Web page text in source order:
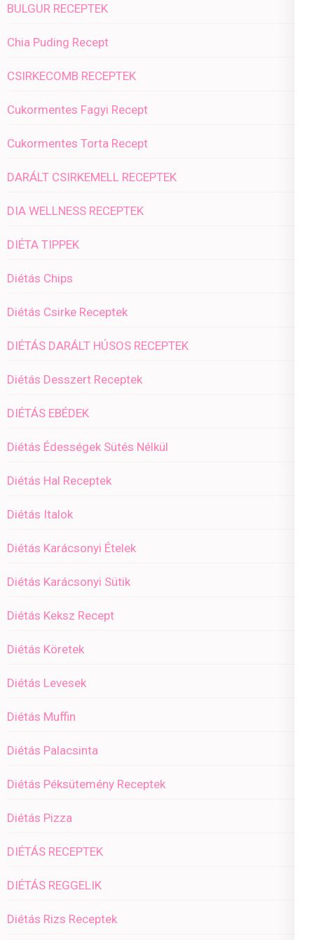
BULGUR RECEPTEK
Chia Puding Recept
CSIRKECOMB RECEPTEK
Cukormentes Fagyi Recept
Cukormentes Torta Recept
DARÁLT CSIRKEMELL RECEPTEK
DIA WELLNESS RECEPTEK
DIÉTA TIPPEK
Diétás Chips
Diétás Csirke Receptek
DIÉTÁS DARÁLT HÚSOS RECEPTEK
Diétás Desszert Receptek
DIÉTÁS EBÉDEK
Diétás Édességek Sütés Nélkül
Diétás Hal Receptek
Diétás Italok
Diétás Karácsonyi Ételek
Diétás Karácsonyi Sütik
Diétás Keksz Recept
Diétás Köretek
Diétás Levesek
Diétás Muffin
Diétás Palacsinta
Diétás Péksütemény Receptek
Diétás Pizza
DIÉTÁS RECEPTEK
DIÉTÁS REGGELIK
Diétás Rizs Receptek